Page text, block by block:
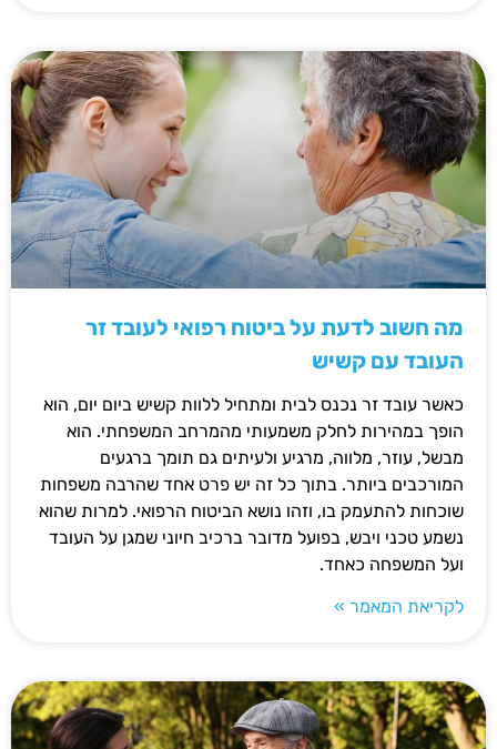
מה חשוב לדעת על ביטוח רפואי לעובד זר
העובד עם קשיש
כאשר עובד זר נכנס לבית ומתחיל ללוות קשיש ביום יום, הוא
הופך במהירות לחלק משמעותי מהמרחב המשפחתי. הוא
מבשל, עוזר, מלווה, מרגיע ולעיתים גם תומך ברגעים
המורכבים ביותר. בתוך כל זה יש פרט אחד שהרבה משפחות
שוכחות להתעמק בו, וזהו נושא הביטוח הרפואי. למרות שהוא
נשמע טכני ויבש, בפועל מדובר ברכיב חיוני שמגן על העובד
ועל המשפחה כאחד.
לקריאת המאמר »